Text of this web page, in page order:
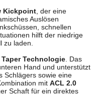
Kickpoint, der eine
Auslösen
schnellen
hilft der niedrige
zu laden.
Technologie. Das
Hand und unterstützt
Schlägers sowie eine
mit ACL 2.0
Schaft für ein direktes